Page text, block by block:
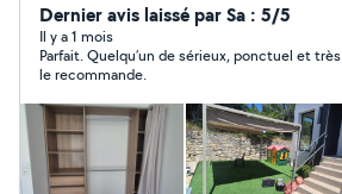
Dernier avis laissé par Sa : 5/5
Il y a 1 mois
Parfait. Quelqu’un de sérieux, ponctuel et très attentionné. Je
le recommande.